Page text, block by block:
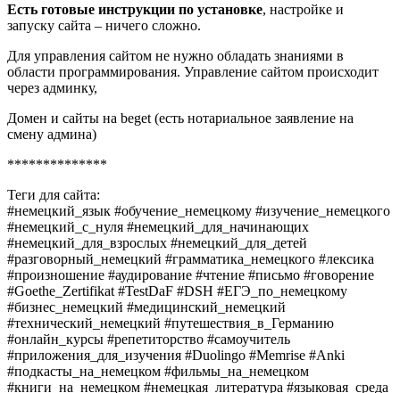
Есть готовые инструкции по установке, настройке и
запуску сайта – ничего сложно.
Для управления сайтом не нужно обладать знаниями в
области программирования. Управление сайтом происходит
через админку,
Домен и сайты на beget (есть нотариальное заявление на
смену админа)
**************
Теги для сайта:
#немецкий_язык #обучение_немецкому #изучение_немецкого
#немецкий_с_нуля #немецкий_для_начинающих
#немецкий_для_взрослых #немецкий_для_детей
#разговорный_немецкий #грамматика_немецкого #лексика
#произношение #аудирование #чтение #письмо #говорение
#Goethe_Zertifikat #TestDaF #DSH #ЕГЭ_по_немецкому
#бизнес_немецкий #медицинский_немецкий
#технический_немецкий #путешествия_в_Германию
#онлайн_курсы #репетиторство #самоучитель
#приложения_для_изучения #Duolingo #Memrise #Anki
#подкасты_на_немецком #фильмы_на_немецком
#книги_на_немецком #немецкая_литература #языковая_среда